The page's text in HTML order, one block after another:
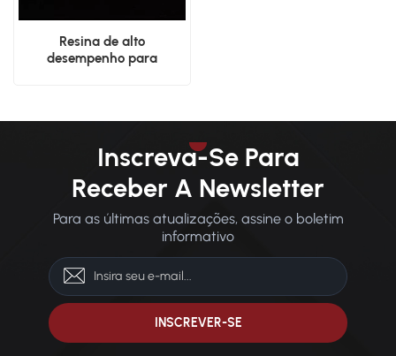
Resina de alto
desempenho para
Inscreva-Se Para
Receber A Newsletter
Para as últimas atualizações, assine o boletim
informativo